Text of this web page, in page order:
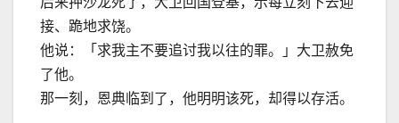
接、跪地求饶。
他说：「求我主不要追讨我以往的罪。」大卫赦免
了他。
那一刻，恩典临到了，他明明该死，却得以存活。